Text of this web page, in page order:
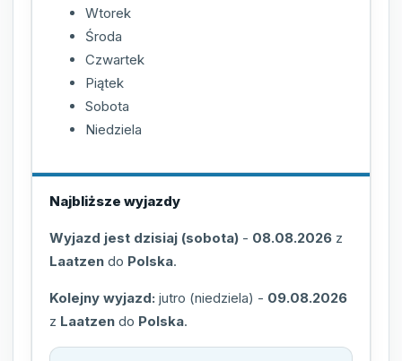
Wtorek
Środa
Czwartek
Piątek
Sobota
Niedziela
Najbliższe wyjazdy
Wyjazd jest dzisiaj (sobota) - 08.08.2026 z
Laatzen do Polska.
Kolejny wyjazd: jutro (niedziela) - 09.08.2026
z Laatzen do Polska.